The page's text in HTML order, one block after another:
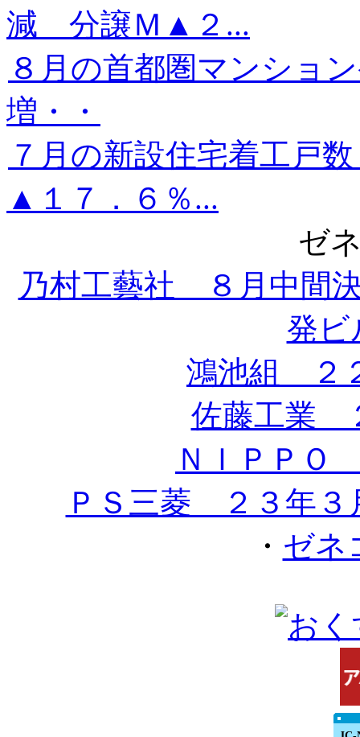
減 分譲Ｍ▲２...
８月の首都圏マンショ
増・・
７月の新設住宅着工戸
▲１７．６％...
ゼ
乃村工藝社 ８月中間
発ビ
鴻池組 ２
佐藤工業
ＮＩＰＰＯ
ＰＳ三菱 ２３年
・ ゼネ